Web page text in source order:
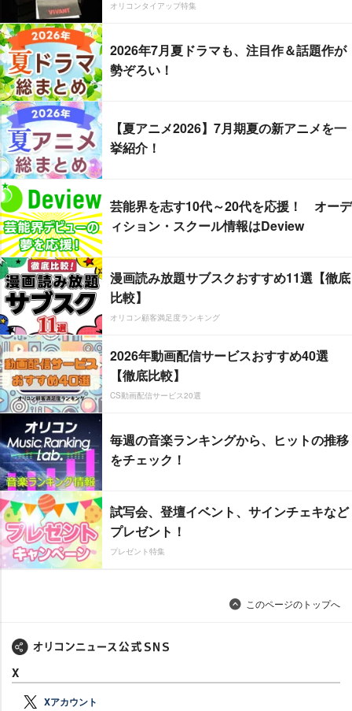
オリコンタイアップ特集
2026年7月夏ドラマも、注目作＆話題作が
勢ぞろい！
【夏アニメ2026】7月期夏の新アニメを一
挙紹介！
芸能界を志す10代～20代を応援！ オーデ
ィション・スクール情報はDeview
漫画読み放題サブスクおすすめ11選【徹底
比較】
オリコン顧客満足度ランキング
2026年動画配信サービスおすすめ40選
【徹底比較】
CS動画配信サービス20選
毎週の音楽ランキングから、ヒットの推移
をチェック！
試写会、登壇イベント、サインチェキなど
プレゼント！
プレゼント特集
このページのトップへ
X
Xアカウント